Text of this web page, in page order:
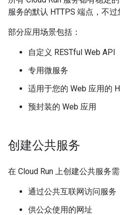
服务的默认 HTTPS 端点，不过
部分应用场景包括：
自定义 RESTful Web API
专用微服务
适用于您的 Web 应用的
预封装的 Web 应用
创建公共服务
在 Cloud Run 上创建公共服务
通过公共互联网访问服务
供公众使用的网址